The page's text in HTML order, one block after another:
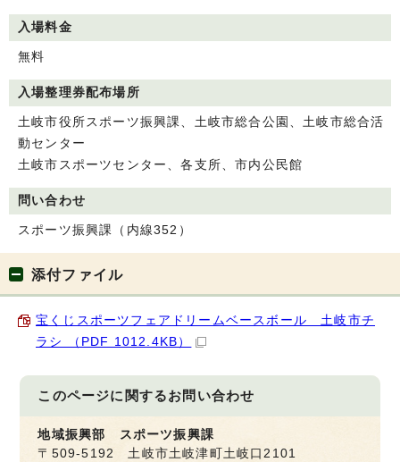
入場料金
無料
入場整理券配布場所
土岐市役所スポーツ振興課、土岐市総合公園、土岐市総合活
動センター
土岐市スポーツセンター、各支所、市内公民館
問い合わせ
スポーツ振興課（内線352）
添付ファイル
宝くじスポーツフェアドリームベースボール 土岐市チ
ラシ （PDF 1012.4KB）
このページに関するお問い合わせ
地域振興部 スポーツ振興課
〒509-5192 土岐市土岐津町土岐口2101